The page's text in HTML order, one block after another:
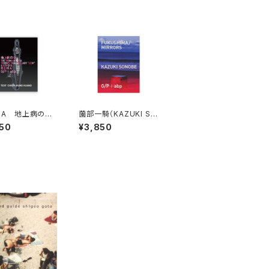
A 地上病の女
WITH
MALA
薗部一騎（KAZUKI SO
NOBE）FUKUSHIMA/
MIRRORS
¥3,850